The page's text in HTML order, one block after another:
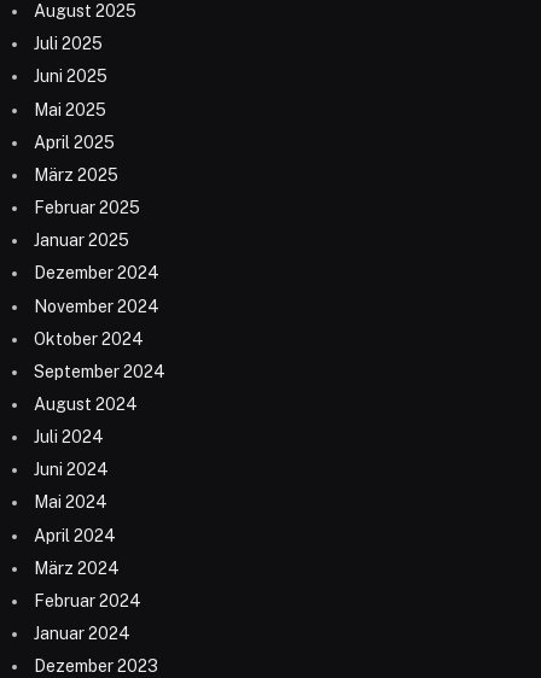
August 2025
Juli 2025
Juni 2025
Mai 2025
April 2025
März 2025
Februar 2025
Januar 2025
Dezember 2024
November 2024
Oktober 2024
September 2024
August 2024
Juli 2024
Juni 2024
Mai 2024
April 2024
März 2024
Februar 2024
Januar 2024
Dezember 2023